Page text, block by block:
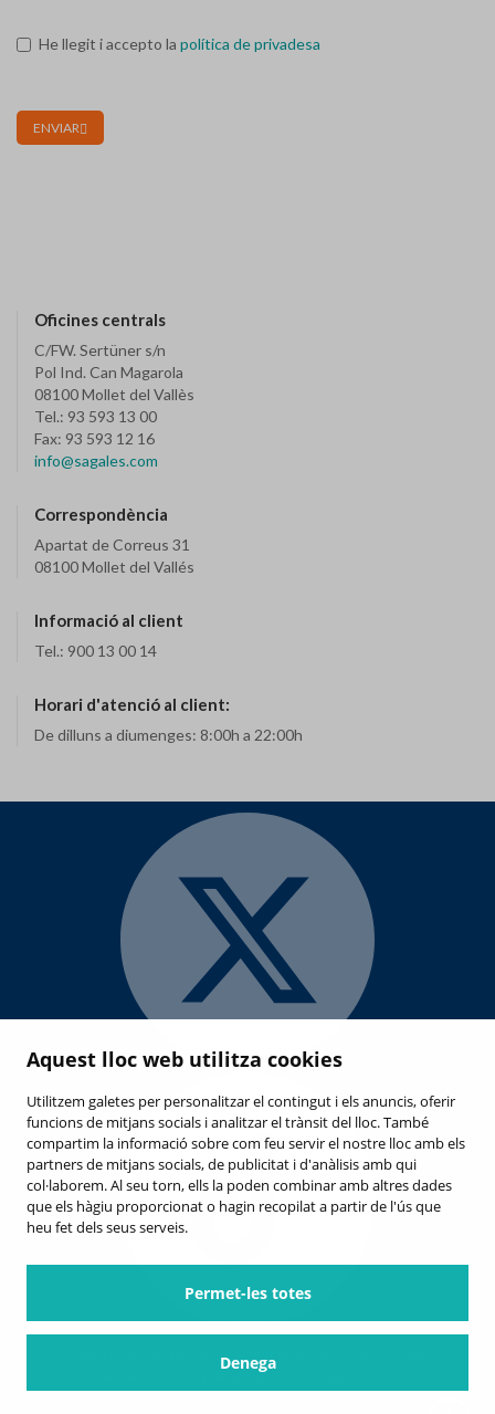
Aquest lloc web utilitza cookies
Utilitzem galetes per personalitzar el contingut i els anuncis, oferir
funcions de mitjans socials i analitzar el trànsit del lloc. També
compartim la informació sobre com feu servir el nostre lloc amb els
partners de mitjans socials, de publicitat i d'anàlisis amb qui
col·laborem. Al seu torn, ells la poden combinar amb altres dades
que els hàgiu proporcionat o hagin recopilat a partir de l'ús que
heu fet dels seus serveis.
Permet-les totes
Denega
He llegit i accepto la política de privadesa
ENVIAR
Oficines centrals
C/FW. Sertüner s/n
Pol Ind. Can Magarola
08100 Mollet del Vallès
Tel.: 93 593 13 00
Fax: 93 593 12 16
info@sagales.com
Correspondència
Apartat de Correus 31
08100 Mollet del Vallés
Informació al client
Tel.: 900 13 00 14
Horari d'atenció al client:
De dilluns a diumenges: 8:00h a 22:00h
Condicions generals i política de privadesa
Carta de serveis